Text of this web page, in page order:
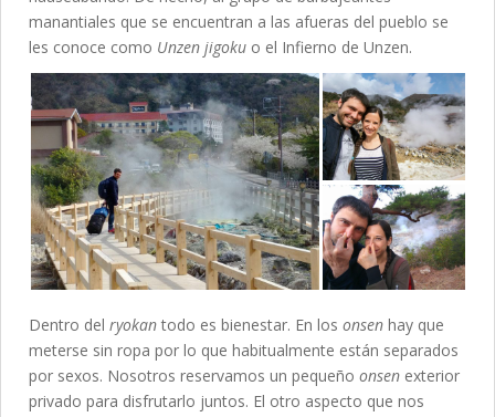
manantiales que se encuentran a las afueras del pueblo se
les conoce como Unzen jigoku o el Infierno de Unzen.
Dentro del ryokan todo es bienestar. En los onsen hay que
meterse sin ropa por lo que habitualmente están separados
por sexos. Nosotros reservamos un pequeño onsen exterior
privado para disfrutarlo juntos. El otro aspecto que nos